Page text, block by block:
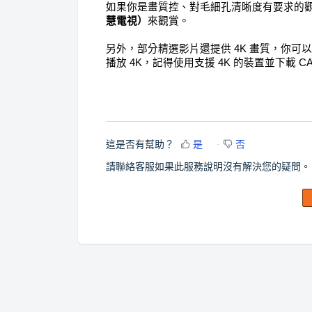
如果你是畫質控、對毛細孔清晰度有要求的
慧電視） 來觀賞。
另外，部分精選影片還提供 4K 畫質，你可
播放 4K，記得使用支援 4K 的裝置並下載
這是否有幫助？ 是
否
請聯絡客服如果此服務說明沒有解決您的疑問。